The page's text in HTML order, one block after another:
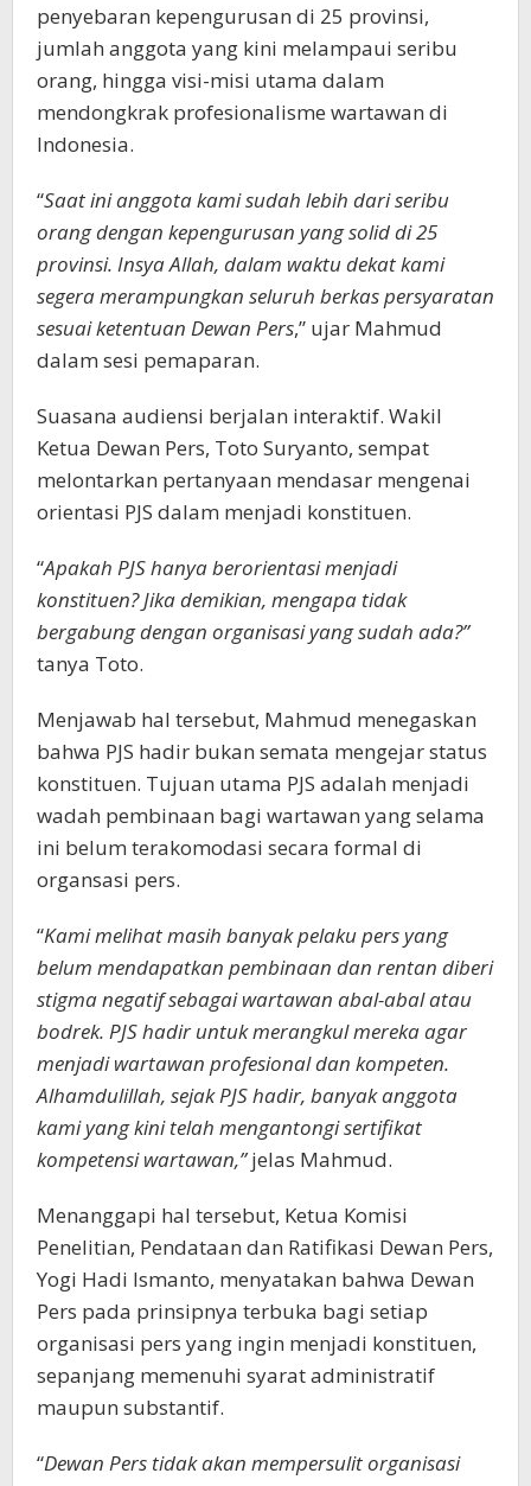
penyebaran kepengurusan di 25 provinsi,
jumlah anggota yang kini melampaui seribu
orang, hingga visi-misi utama dalam
mendongkrak profesionalisme wartawan di
Indonesia.
“Saat ini anggota kami sudah lebih dari seribu
orang dengan kepengurusan yang solid di 25
provinsi. Insya Allah, dalam waktu dekat kami
segera merampungkan seluruh berkas persyaratan
sesuai ketentuan Dewan Pers,” ujar Mahmud
dalam sesi pemaparan.
Suasana audiensi berjalan interaktif. Wakil
Ketua Dewan Pers, Toto Suryanto, sempat
melontarkan pertanyaan mendasar mengenai
orientasi PJS dalam menjadi konstituen.
“Apakah PJS hanya berorientasi menjadi
konstituen? Jika demikian, mengapa tidak
bergabung dengan organisasi yang sudah ada?”
tanya Toto.
Menjawab hal tersebut, Mahmud menegaskan
bahwa PJS hadir bukan semata mengejar status
konstituen. Tujuan utama PJS adalah menjadi
wadah pembinaan bagi wartawan yang selama
ini belum terakomodasi secara formal di
organsasi pers.
“Kami melihat masih banyak pelaku pers yang
belum mendapatkan pembinaan dan rentan diberi
stigma negatif sebagai wartawan abal-abal atau
bodrek. PJS hadir untuk merangkul mereka agar
menjadi wartawan profesional dan kompeten.
Alhamdulillah, sejak PJS hadir, banyak anggota
kami yang kini telah mengantongi sertifikat
kompetensi wartawan,”jelas Mahmud.
Menanggapi hal tersebut, Ketua Komisi
Penelitian, Pendataan dan Ratifikasi Dewan Pers,
Yogi Hadi Ismanto, menyatakan bahwa Dewan
Pers pada prinsipnya terbuka bagi setiap
organisasi pers yang ingin menjadi konstituen,
sepanjang memenuhi syarat administratif
maupun substantif.
“Dewan Pers tidak akan mempersulit organisasi